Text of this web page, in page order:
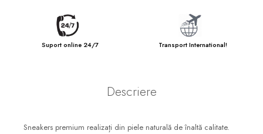
Suport online 24/7 Transport International!
Descriere
Sneakers premium realizați din piele naturală de înaltă calitate.